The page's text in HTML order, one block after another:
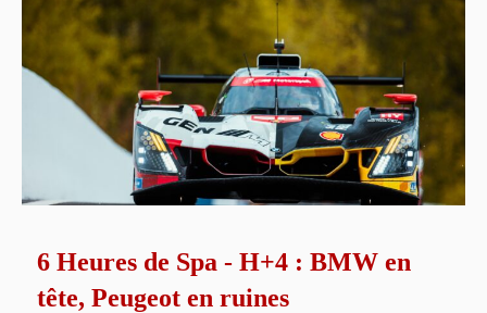
6 Heures de Spa - H+4 : BMW en
tête, Peugeot en ruines